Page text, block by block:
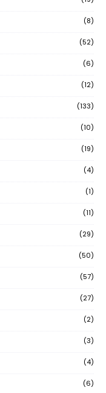
(8)
(52)
(6)
(12)
(133)
(10)
(19)
(4)
(1)
(11)
(29)
(50)
(57)
(27)
(2)
(3)
(4)
(6)